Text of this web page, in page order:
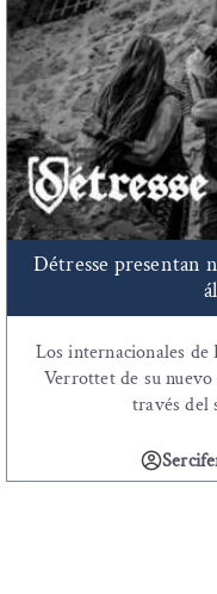
Détresse presentan
Los internacionales de
Verrottet de su
través del